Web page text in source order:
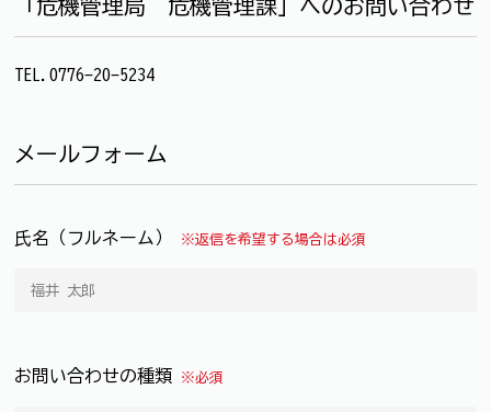
「危機管理局 危機管理課」へのお問い合わせ
TEL.0776-20-5234
メールフォーム
氏名（フルネーム） ※返信を希望する場合は必須
お問い合わせの種類 ※必須